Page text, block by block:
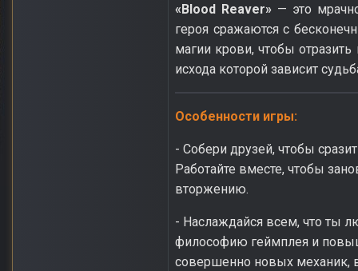
«Blood Reaver» — это
героя сражаются с
магии крови, чтобы
исхода которой зависит
Особенности игры:
- Собери друзей, чтобы
Работайте вместе, чтобы
вторжению.
- Наслаждайся всем, что ты
философию геймплея и
совершенно новых механик,